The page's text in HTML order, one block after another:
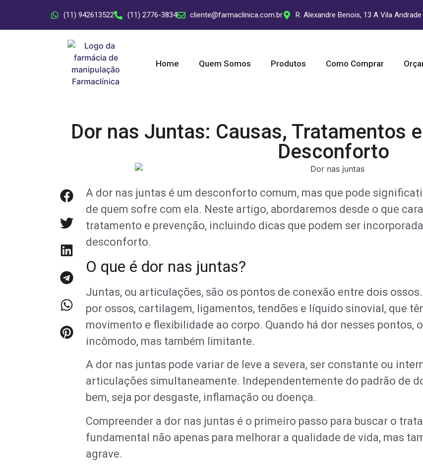
(11) 942613522 (11) 2776-3834 cliente@farmaclinica.com.br R. Alexandre Benois, 13 A Vila
Home Quem Somos Produtos Como Comprar
Dor nas Juntas: Causas, Tratamentos
Desconforto
A dor nas juntas é um desconforto comum, mas que pode
de quem sofre com ela. Neste artigo, abordaremos desde o que
tratamento e prevenção, incluindo dicas que podem ser
desconforto.
O que é dor nas juntas?
Juntas, ou articulações, são os pontos de conexão entre dois
por ossos, cartilagem, ligamentos, tendões e líquido sinovial, que
movimento e flexibilidade ao corpo. Quando há dor nesses pontos,
incômodo, mas também limitante.
A dor nas juntas pode variar de leve a severa, ser constante ou
articulações simultaneamente. Independentemente do padrão de
bem, seja por desgaste, inflamação ou doença.
Compreender a dor nas juntas é o primeiro passo para buscar o
fundamental não apenas para melhorar a qualidade de vida, mas
agrave.